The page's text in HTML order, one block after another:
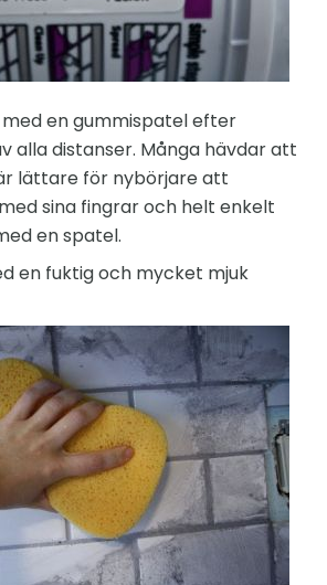
en gummispatel efter
alla distanser. Många hävdar att
lättare för nybörjare att
sina fingrar och helt enkelt
en spatel.
en fuktig och mycket mjuk